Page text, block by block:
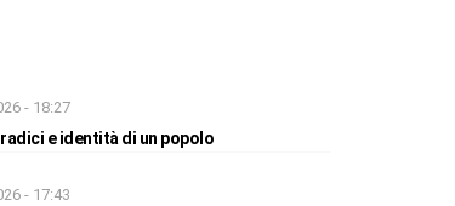
- 18:27
e identità di un popolo
- 17:43